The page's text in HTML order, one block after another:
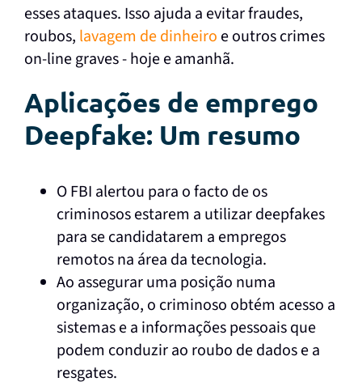
esses ataques. Isso ajuda a evitar fraudes,
roubos, lavagem de dinheiro e outros crimes
on-line graves - hoje e amanhã.
Aplicações de emprego
Deepfake: Um resumo
O FBI alertou para o facto de os
criminosos estarem a utilizar deepfakes
para se candidatarem a empregos
remotos na área da tecnologia.
Ao assegurar uma posição numa
organização, o criminoso obtém acesso a
sistemas e a informações pessoais que
podem conduzir ao roubo de dados e a
resgates.